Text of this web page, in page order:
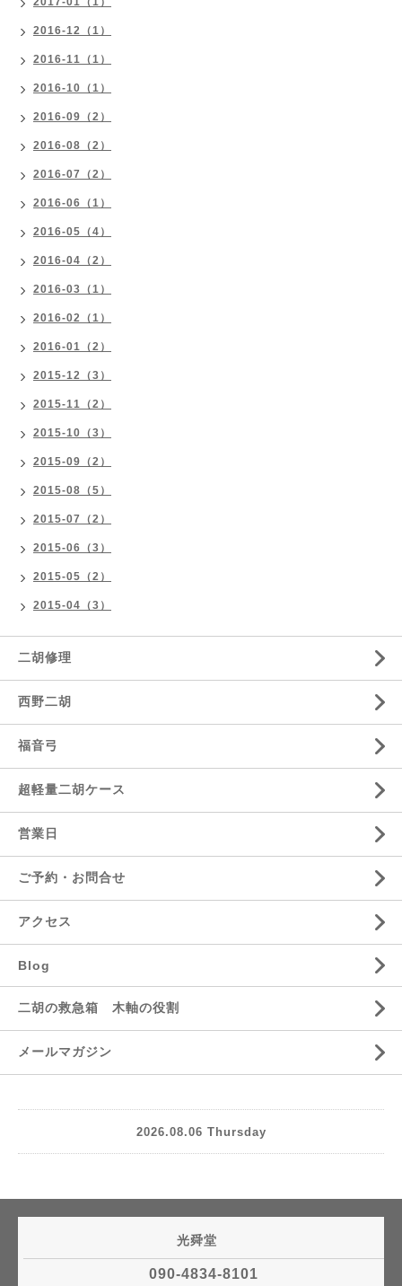
2016-12（1）
2016-11（1）
2016-10（1）
2016-09（2）
2016-08（2）
2016-07（2）
2016-06（1）
2016-05（4）
2016-04（2）
2016-03（1）
2016-02（1）
2016-01（2）
2015-12（3）
2015-11（2）
2015-10（3）
2015-09（2）
2015-08（5）
2015-07（2）
2015-06（3）
2015-05（2）
2015-04（3）
二胡修理
西野二胡
福音弓
超軽量二胡ケース
営業日
ご予約・お問合せ
アクセス
Blog
二胡の救急箱 木軸の役割
メールマガジン
2026.08.06 Thursday
光舜堂
090-4834-8101